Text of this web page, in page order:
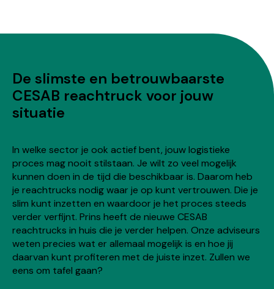
De slimste en betrouwbaarste
CESAB reachtruck voor jouw
situatie
In welke sector je ook actief bent, jouw logistieke
proces mag nooit stilstaan. Je wilt zo veel mogelijk
kunnen doen in de tijd die beschikbaar is. Daarom heb
je reachtrucks nodig waar je op kunt vertrouwen. Die je
slim kunt inzetten en waardoor je het proces steeds
verder verfijnt. Prins heeft de nieuwe CESAB
reachtrucks in huis die je verder helpen. Onze adviseurs
weten precies wat er allemaal mogelijk is en hoe jij
daarvan kunt profiteren met de juiste inzet. Zullen we
eens om tafel gaan?